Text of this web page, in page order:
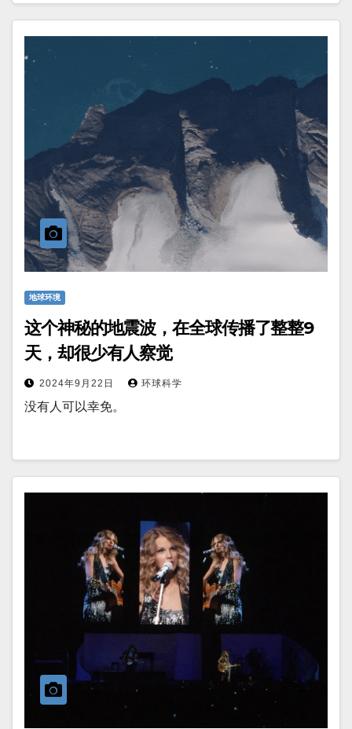
地球环境
这个神秘的地震波，在全球传播了整整9
天，却很少有人察觉
2024年9月22日 环球科学
没有人可以幸免。